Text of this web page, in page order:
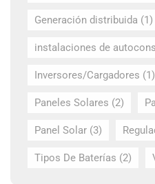
Generación distribuida (1)
instalaciones de
Inversores/Cargadores (1)
Paneles Solares (2)
Panel Solar (3)
Tipos De Baterías (2)